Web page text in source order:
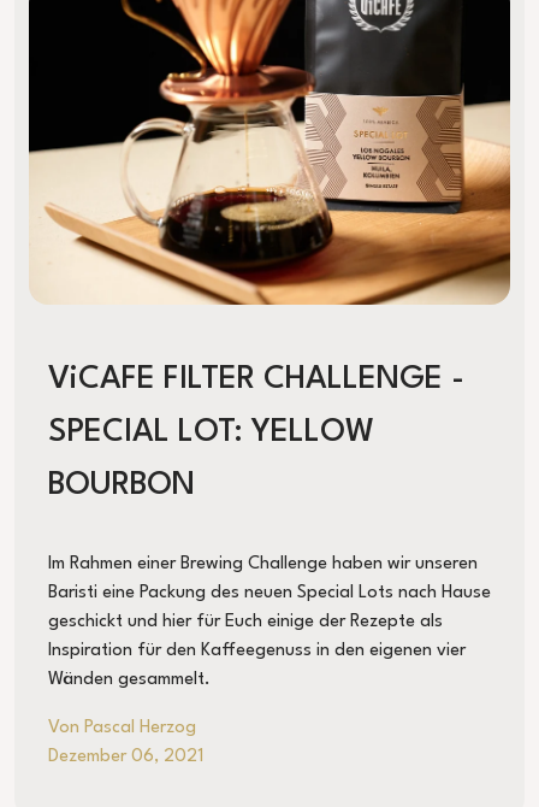
ViCAFE FILTER CHALLENGE -
SPECIAL LOT: YELLOW
BOURBON
Im Rahmen einer Brewing Challenge haben wir unseren
Baristi eine Packung des neuen Special Lots nach Hause
geschickt und hier für Euch einige der Rezepte als
Inspiration für den Kaffeegenuss in den eigenen vier
Wänden gesammelt.
Von Pascal Herzog
Dezember 06, 2021